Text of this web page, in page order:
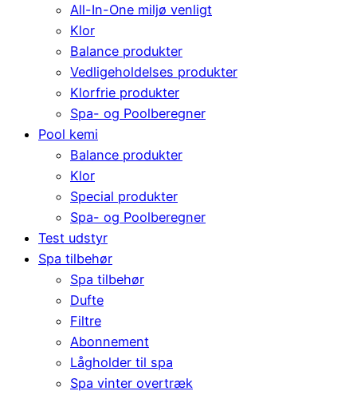
All-In-One miljø venligt
Klor
Balance produkter
Vedligeholdelses produkter
Klorfrie produkter
Spa- og Poolberegner
Pool kemi
Balance produkter
Klor
Special produkter
Spa- og Poolberegner
Test udstyr
Spa tilbehør
Spa tilbehør
Dufte
Filtre
Abonnement
Lågholder til spa
Spa vinter overtræk